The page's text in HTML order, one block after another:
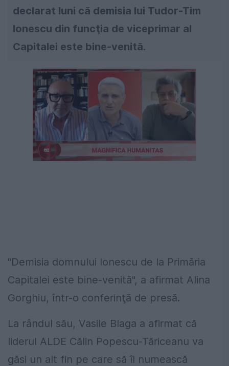
declarat luni că demisia lui Tudor-Tim
Ionescu din funcţia de viceprimar al
Capitalei este bine-venită.
Următorul videoclip în 4 Anulează
"Demisia domnului Ionescu de la Primăria
Capitalei este bine-venită", a afirmat Alina
Gorghiu, într-o conferinţă de presă.
La rândul său, Vasile Blaga a afirmat că
liderul ALDE Călin Popescu-Tăriceanu va
găsi un alt fin pe care să îl numească